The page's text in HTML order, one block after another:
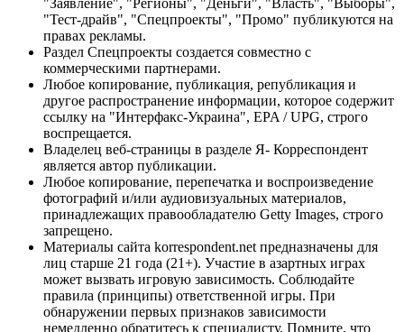
"Заявление", "Регионы", "Деньги", "Власть", "Выборы",
"Тест-драйв", "Спецпроекты", "Промо" публикуются на
правах рекламы.
Раздел Спецпроекты создается совместно с
коммерческими партнерами.
Любое копирование, публикация, републикация и
другое распространение информации, которое содержит
ссылку на "Интерфакс-Украина", EPA / UPG, строго
воспрещается.
Владелец веб-страницы в разделе Я- Корреспондент
является автор публикации.
Любое копирование, перепечатка и воспроизведение
фотографий и/или аудиовизуальных материалов,
принадлежащих правообладателю Getty Images, строго
запрещено.
Материалы сайта korrespondent.net предназначены для
лиц старше 21 года (21+). Участие в азартных играх
может вызвать игровую зависимость. Соблюдайте
правила (принципы) ответственной игры. При
обнаружении первых признаков зависимости
немедленно обратитесь к специалисту. Помните, что